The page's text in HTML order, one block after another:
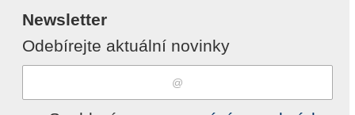
Newsletter
Odebírejte aktuální novinky